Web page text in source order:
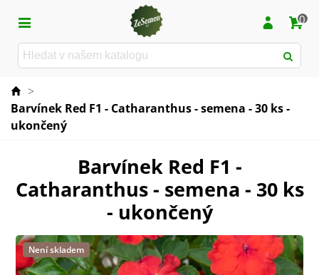
0
>
Barvínek Red F1 - Catharanthus - semena - 30 ks -
ukončený
Barvínek Red F1 -
Catharanthus - semena - 30 ks
- ukončený
Není skladem